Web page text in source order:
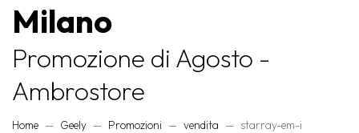
Milano
Promozione di Agosto -
Ambrostore
Home Geely Promozioni vendita starray-em-i